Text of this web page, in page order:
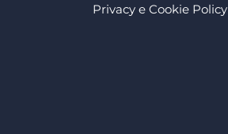
Privacy e Cookie Policy